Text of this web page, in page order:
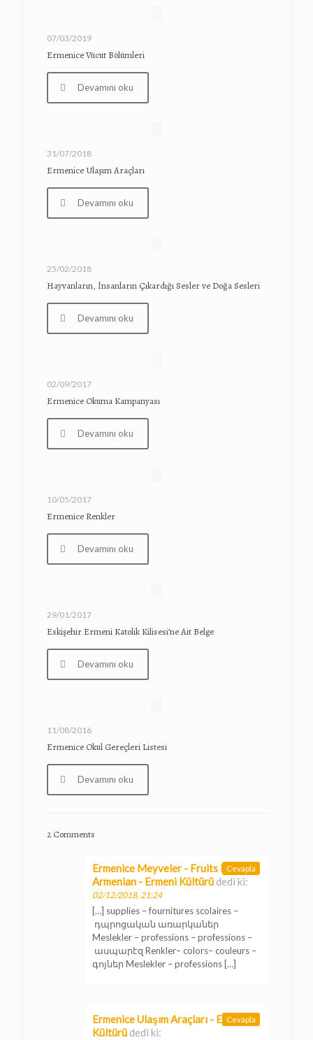
07/03/2019
Ermenice Vücut Bölümleri
Devamını oku
31/07/2018
Ermenice Ulaşım Araçları
Devamını oku
25/02/2018
Hayvanların, İnsanların Çıkardığı Sesler ve Doğa Sesleri
Devamını oku
02/09/2017
Ermenice Okuma Kampanyası
Devamını oku
10/05/2017
Ermenice Renkler
Devamını oku
29/01/2017
Eskişehir Ermeni Katolik Kilisesi’ne Ait Belge
Devamını oku
11/08/2016
Ermenice Okul Gereçleri Listesi
Devamını oku
2 Comments
Ermenice Meyveler - Fruits in
Armenian - Ermeni Kültürü dedi ki:
02/12/2018, 21:24
[…] supplies – fournitures scolaires –
դպրոցական առարկաներ
Meslekler – professions – professions –
ասպարէզ Renkler– colors– couleurs –
գոյներ Meslekler – professions […]
Cevapla
Ermenice Ulaşım Araçları - Ermeni
Kültürü dedi ki:
Cevapla